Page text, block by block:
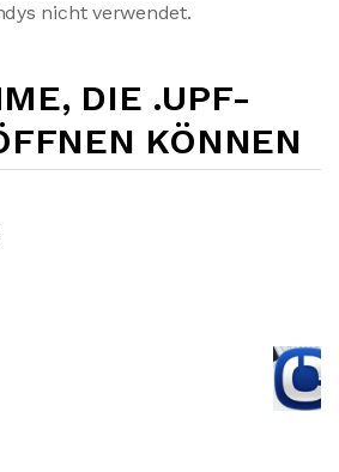
nicht verwendet.
DIE .UPF-
KÖNNEN